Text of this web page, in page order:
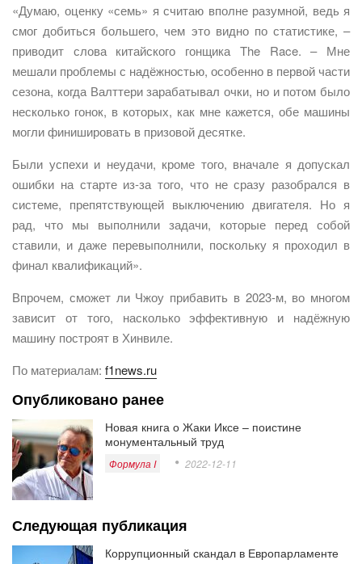
«Думаю, оценку «семь» я считаю вполне разумной, ведь я
смог добиться большего, чем это видно по статистике, –
приводит слова китайского гонщика The Race. – Мне
мешали проблемы с надёжностью, особенно в первой части
сезона, когда Валттери зарабатывал очки, но и потом было
несколько гонок, в которых, как мне кажется, обе машины
могли финишировать в призовой десятке.
Были успехи и неудачи, кроме того, вначале я допускал
ошибки на старте из-за того, что не сразу разобрался в
системе, препятствующей выключению двигателя. Но я
рад, что мы выполнили задачи, которые перед собой
ставили, и даже перевыполнили, поскольку я проходил в
финал квалификаций».
Впрочем, сможет ли Чжоу прибавить в 2023-м, во многом
зависит от того, насколько эффективную и надёжную
машину построят в Хинвиле.
По материалам: f1news.ru
Опубликовано ранее
Новая книга о Жаки Иксе – поистине
монументальный труд
Формула I 2022-12-11
Следующая публикация
Коррупционный скандал в Европарламенте